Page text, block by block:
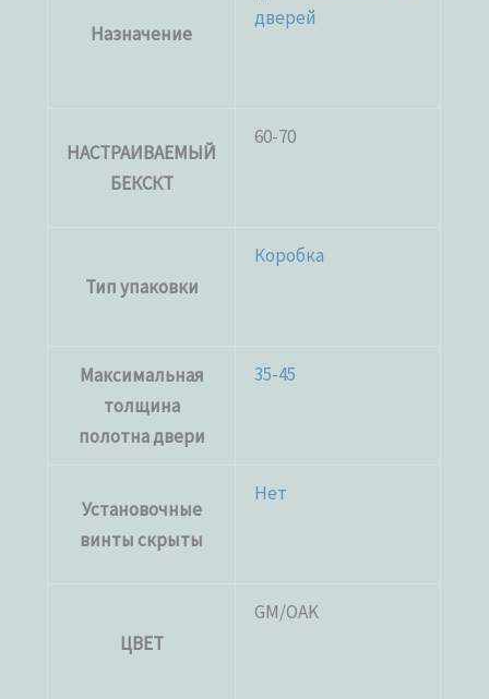
Назначение
дверей
НАСТРАИВАЕМЫЙ
БЕКСКТ
60-70
Тип упаковки
Коробка
Максимальная
толщина
полотна двери
35-45
Установочные
винты скрыты
Нет
ЦВЕТ
GM/OAK